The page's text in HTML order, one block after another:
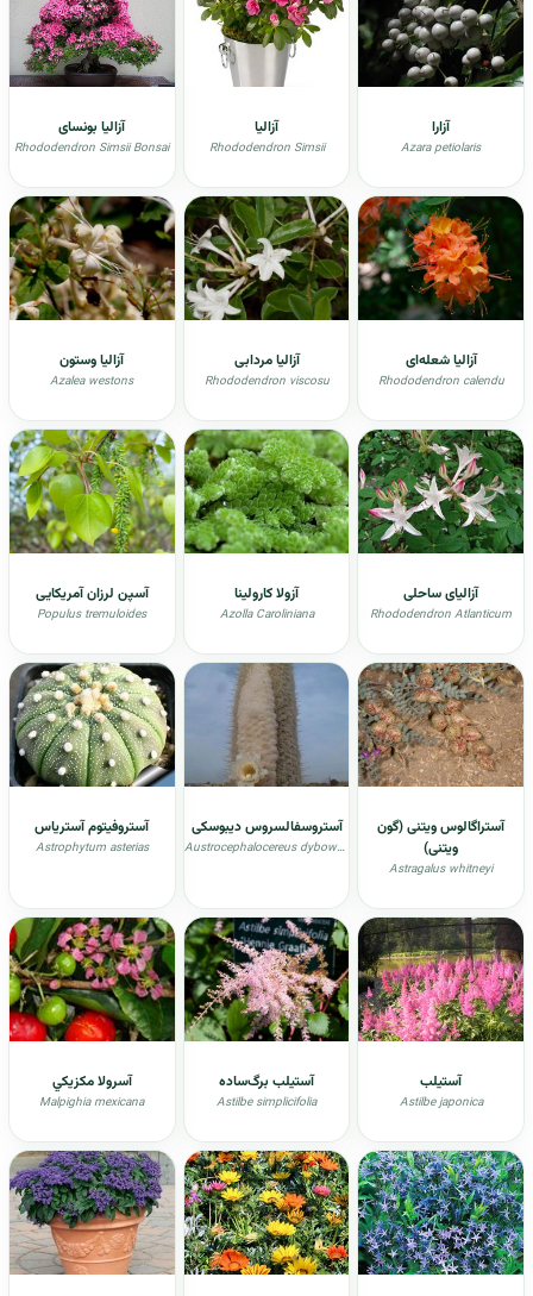
آزارا
Azara petiolaris
آزالیا
Rhododendron Simsii
آزالیا بونسای
Rhododendron Simsii Bonsai
آزالیا شعله‌ای
Rhododendron calendu
آزالیا مردابی
Rhododendron viscosu
آزالیا وستون
Azalea westons
آزالیای ساحلی
Rhododendron Atlanticum
آزولا کارولینا
Azolla Caroliniana
آسپن لرزان آمریکایی
Populus tremuloides
آستراگالوس ویتنی (گون
ویتنی)
Astragalus whitneyi
آستروسفالسروس دیبوسکی
Austrocephalocereus dybowskii
آستروفیتوم آستریاس
Astrophytum asterias
آستیلب
Astilbe japonica
آستیلب برگ‌ساده
Astilbe simplicifolia
آسرولا مکزيکي
Malpighia mexicana